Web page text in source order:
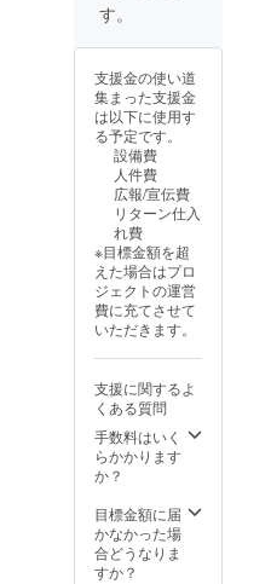
所要時
3時間
・宿泊
可能日
数：1泊
2日
（利用
可能時
間：15
チェッ
クイン
後、16
時料理
教室ス
タート
お食事
をお楽
しみ下
さい。
翌日10
チェッ
クアウ
トとな
りま
るか、
な工程
をシェ
アさせ
ていた
だきま
す。 そ
の時の
旬の食
うの
で、メ
ニュー
内容は
日程が
決定し
お知ら
せして
いきま
す。 ・
宿泊可
数：1泊
2日
（利用
可能時
す。 そ
皆様で
お食事
してい
ただけ
るプラ
ンで
す。 簡
単な作
普段お
家で実
践でき
る方法
や、
オー
シェフ
が普段
どのよ
うなこ
とを大
ながら
料理を
してい
るか、
す。
支援金の使い道
集まった支援金
は以下に使用す
る予定です。
設備費
人件費
広報/宣伝費
リターン仕入
れ費
※目標金額を超
えた場合はプロ
ジェクトの運営
費に充てさせて
いただきます。
支援に関するよ
くある質問
手数料はいく
らかかります
か？
目標金額に届
かなかった場
合どうなりま
すか？